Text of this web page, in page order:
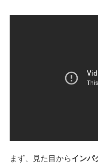
まず、見た目からインパ